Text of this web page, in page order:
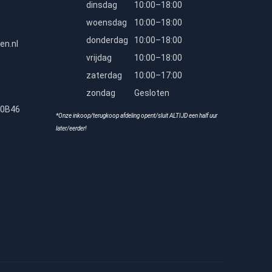
dinsdag
10:00–18:00
woensdag
10:00–18:00
donderdag
10:00–18:00
vrijdag
10:00–18:00
zaterdag
10:00–17:00
zondag
Gesloten
*Onze inkoop/terugkoop afdeling opent/sluit ALTIJD een half uur
later/eerder!